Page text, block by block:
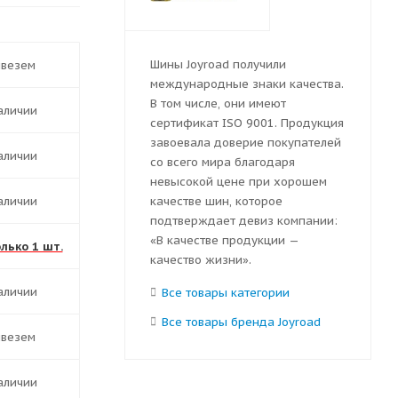
1 шт.
Шины Joyroad получили
международные знаки качества.
В том числе, они имеют
сертификат ISO 9001. Продукция
завоевала доверие покупателей
со всего мира благодаря
невысокой цене при хорошем
качестве шин, которое
подтверждает девиз компании:
«В качестве продукции —
качество жизни».
Все товары категории
Все товары бренда Joyroad